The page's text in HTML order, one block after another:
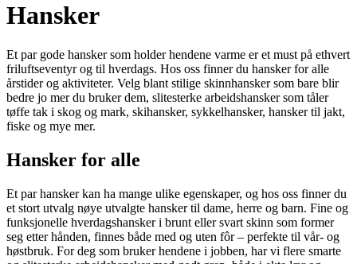
Hansker
Et par gode hansker som holder hendene varme er et must på ethvert
friluftseventyr og til hverdags. Hos oss finner du hansker for alle
årstider og aktiviteter. Velg blant stilige skinnhansker som bare blir
bedre jo mer du bruker dem, slitesterke arbeidshansker som tåler
tøffe tak i skog og mark, skihansker, sykkelhansker, hansker til jakt,
fiske og mye mer.
Hansker for alle
Et par hansker kan ha mange ulike egenskaper, og hos oss finner du
et stort utvalg nøye utvalgte hansker til dame, herre og barn. Fine og
funksjonelle hverdags­hansker i brunt eller svart skinn som former
seg etter hånden, finnes både med og uten fôr – perfekte til vår- og
høstbruk. For deg som bruker hendene i jobben, har vi flere smarte